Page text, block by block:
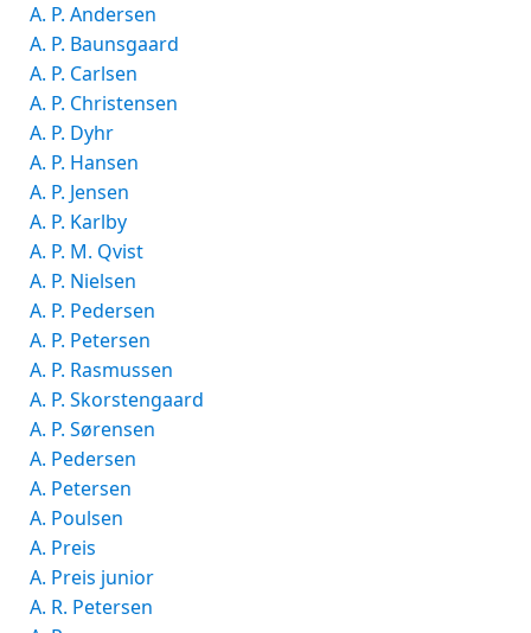
A. P. Andersen
A. P. Baunsgaard
A. P. Carlsen
A. P. Christensen
A. P. Dyhr
A. P. Hansen
A. P. Jensen
A. P. Karlby
A. P. M. Qvist
A. P. Nielsen
A. P. Pedersen
A. P. Petersen
A. P. Rasmussen
A. P. Skorstengaard
A. P. Sørensen
A. Pedersen
A. Petersen
A. Poulsen
A. Preis
A. Preis junior
A. R. Petersen